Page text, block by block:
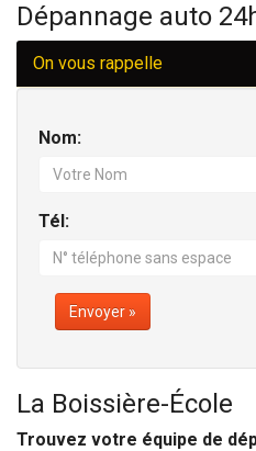
Dépannage auto
On vous rappelle
Nom:
Tél:
Envoyer »
La Boissière-École
Trouvez votre équipe de